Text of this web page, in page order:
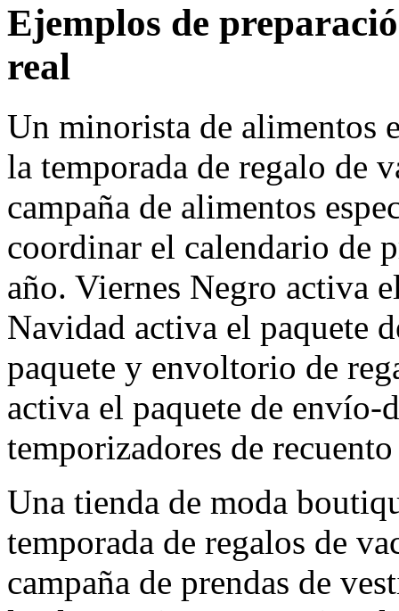
Ejemplos de
real
Un minorista de alimentos
la temporada de regalo de
campaña de alimentos
coordinar el calendario de
año. Viernes Negro activa
Navidad activa el paquete
paquete y envoltorio de
activa el paquete de
temporizadores de
Una tienda de moda
temporada de regalos de
campaña de prendas de